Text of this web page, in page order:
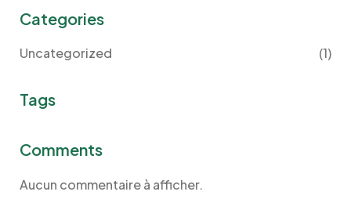
Categories
Uncategorized (1)
Tags
Comments
Aucun commentaire à afficher.